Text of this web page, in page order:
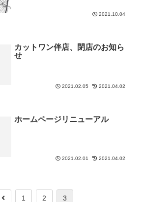
2021.10.04
カットワン伴店、閉店のお知ら
せ
2021.02.05 2021.04.02
ホームページリニューアル
2021.02.01 2021.04.02
1 2 3